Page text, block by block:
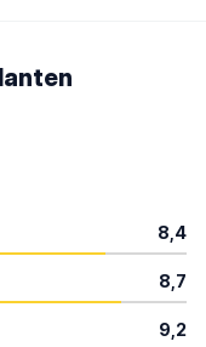
8,4
8,7
9,2